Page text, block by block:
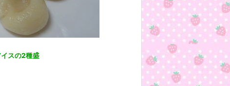
スの2種盛